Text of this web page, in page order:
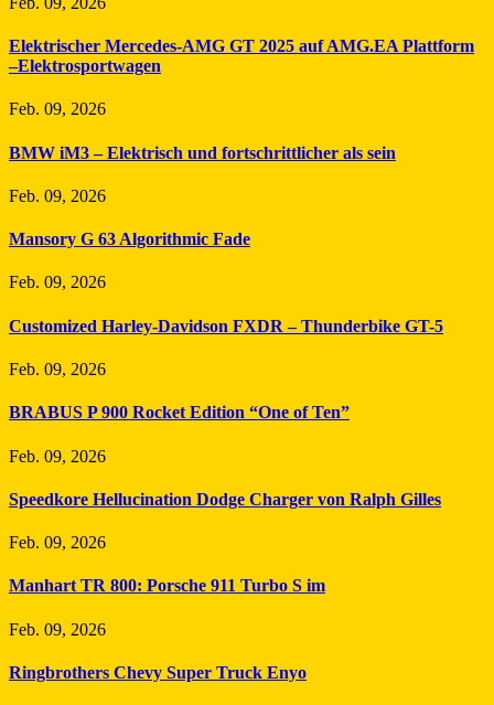
Elektrischer Mercedes-AMG GT 2025 auf AMG.EA Plattform
–Elektrosportwagen
Feb. 09, 2026
BMW iM3 – Elektrisch und fortschrittlicher als sein
Feb. 09, 2026
Mansory G 63 Algorithmic Fade
Feb. 09, 2026
Customized Harley-Davidson FXDR – Thunderbike GT-5
Feb. 09, 2026
BRABUS P 900 Rocket Edition “One of Ten”
Feb. 09, 2026
Speedkore Hellucination Dodge Charger von Ralph Gilles
Feb. 09, 2026
Manhart TR 800: Porsche 911 Turbo S im
Feb. 09, 2026
Ringbrothers Chevy Super Truck Enyo